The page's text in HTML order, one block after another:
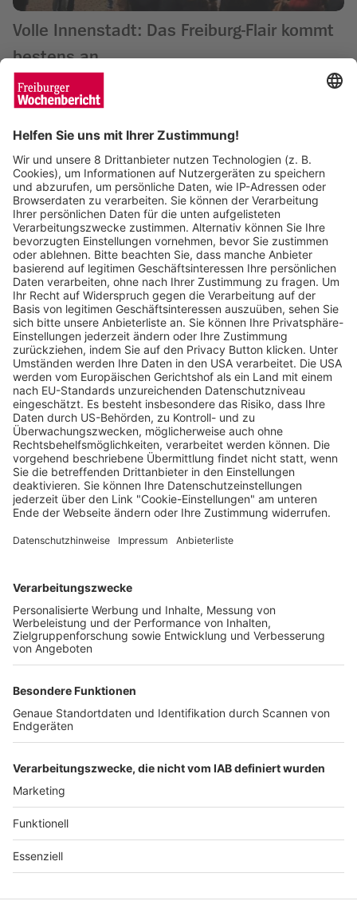
Volle Innenstadt: Das Freiburg-Flair kommt
bestens an
Die amüsante Bestsellerverfilmung „Die
Älteren“ von Sönke Wortmann
Wochenbericht 10.02.2026
Freiburger Wochenbericht
Der Wochenbericht
wurde zum 31. Juli 2026
eingestellt.
News
Lokales
Sport